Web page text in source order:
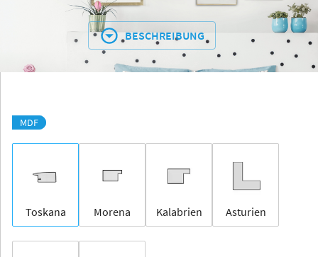
BESCHREIBUNG
MDF
Toskana Morena Kalabrien Asturien